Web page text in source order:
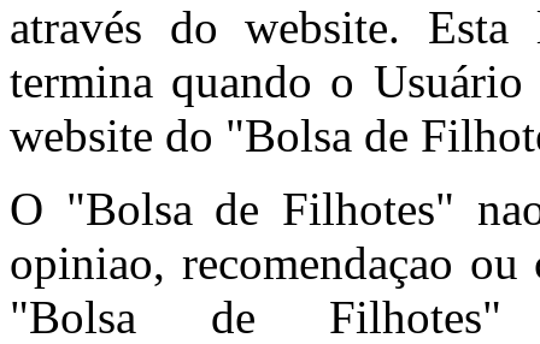
através do website. Esta
termina quando o
website do "Bolsa de
O "Bolsa de Filhotes"
opiniao, recomendaçao
"Bolsa de Filhotes"